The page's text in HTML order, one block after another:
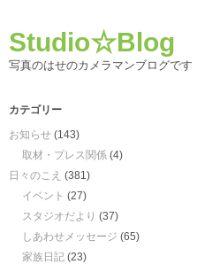
Studio☆Blog
写真のはせのカメラマンブログです
カテゴリー
お知らせ (143)
取材・プレス関係 (4)
日々のこえ (381)
イベント (27)
スタジオだより (37)
しあわせメッセージ (65)
家族日記 (23)